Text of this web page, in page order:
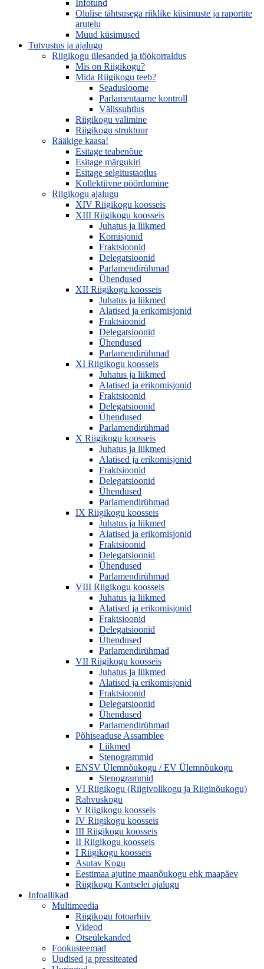
Infotund
Olulise tähtsusega riiklike küsimuste ja raportite
arutelu
Muud küsimused
Tutvustus ja ajalugu
Riigikogu ülesanded ja töökorraldus
Mis on Riigikogu?
Mida Riigikogu teeb?
Seadusloome
Parlamentaarne kontroll
Välissuhtlus
Riigikogu valimine
Riigikogu struktuur
Rääkige kaasa!
Esitage teabenõue
Esitage märgukiri
Esitage selgitustaotlus
Kollektiivne pöördumine
Riigikogu ajalugu
XIV Riigikogu koosseis
XIII Riigikogu koosseis
Juhatus ja liikmed
Komisjonid
Fraktsioonid
Delegatsioonid
Parlamendirühmad
Ühendused
XII Riigikogu koosseis
Juhatus ja liikmed
Alatised ja erikomisjonid
Fraktsioonid
Delegatsioonid
Ühendused
Parlamendirühmad
XI Riigikogu koosseis
Juhatus ja liikmed
Alatised ja erikomisjonid
Fraktsioonid
Delegatsioonid
Ühendused
Parlamendirühmad
X Riigikogu koosseis
Juhatus ja liikmed
Alatised ja erikomisjonid
Fraktsioonid
Delegatsioonid
Ühendused
Parlamendirühmad
IX Riigikogu koosseis
Juhatus ja liikmed
Alatised ja erikomisjonid
Fraktsioonid
Delegatsioonid
Ühendused
Parlamendirühmad
VIII Riigikogu koosseis
Juhatus ja liikmed
Alatised ja erikomisjonid
Fraktsioonid
Delegatsioonid
Ühendused
Parlamendirühmad
VII Riigikogu koosseis
Juhatus ja liikmed
Alatised ja erikomisjonid
Fraktsioonid
Delegatsioonid
Ühendused
Parlamendirühmad
Põhiseaduse Assamblee
Liikmed
Stenogrammid
ENSV Ülemnõukogu / EV Ülemnõukogu
Stenogrammid
VI Riigikogu (Riigivolikogu ja Riiginõukogu)
Rahvuskogu
V Riigikogu koosseis
IV Riigikogu koosseis
III Riigikogu koosseis
II Riigikogu koosseis
I Riigikogu koosseis
Asutav Kogu
Eestimaa ajutine maanõukogu ehk maapäev
Riigikogu Kantselei ajalugu
Infoallikad
Multimeedia
Riigikogu fotoarhiiv
Videod
Otseülekanded
Fookusteemad
Uudised ja pressiteated